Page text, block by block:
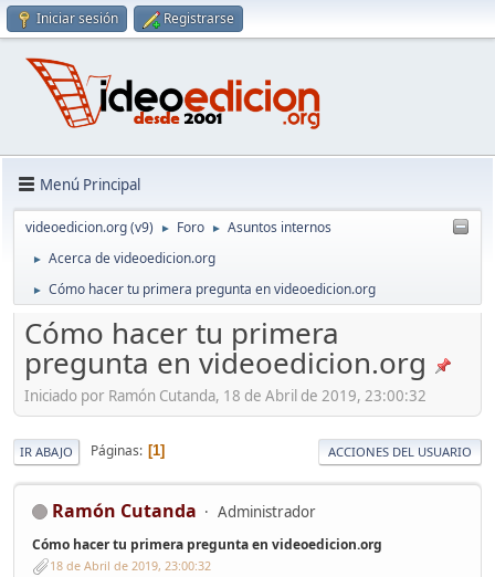
Iniciar sesión Registrarse
Menú Principal
videoedicion.org (v9) ► Foro ► Asuntos internos
► Acerca de videoedicion.org
► Cómo hacer tu primera pregunta en videoedicion.org
Cómo hacer tu primera
pregunta en videoedicion.org
Iniciado por Ramón Cutanda, 18 de Abril de 2019, 23:00:32
IR ABAJO Páginas 1 ACCIONES DEL USUARIO
Ramón Cutanda Administrador
Cómo hacer tu primera pregunta en videoedicion.org
18 de Abril de 2019, 23:00:32